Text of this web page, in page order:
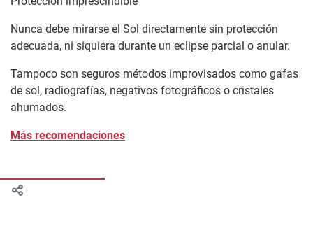
Nunca debe mirarse el Sol directamente sin protección
adecuada, ni siquiera durante un eclipse parcial o anular.
Tampoco son seguros métodos improvisados como gafas
de sol, radiografías, negativos fotográficos o cristales
ahumados.
Más recomendaciones